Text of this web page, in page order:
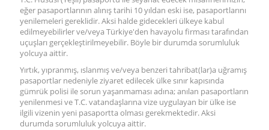
eğer pasaportlarının alınış tarihi 10 yıldan eski ise, pasaportlarını
yenilemeleri gereklidir. Aksi halde gidecekleri ülkeye kabul
edilmeyebilirler ve/veya Türkiye'den havayolu firması tarafından
uçuşları gerçekleştirilmeyebilir. Böyle bir durumda sorumluluk
yolcuya aittir.
Yırtık, yıpranmış, ıslanmış ve/veya benzeri tahribat(lar)a uğramış
pasaportlar nedeniyle ziyaret edilecek ülke sınır kapısında
gümrük polisi ile sorun yaşanmaması adına; anılan pasaportların
yenilenmesi ve T.C. vatandaşlarına vize uygulayan bir ülke ise
ilgili vizenin yeni pasaportta olması gerekmektedir. Aksi
durumda sorumluluk yolcuya aittir.